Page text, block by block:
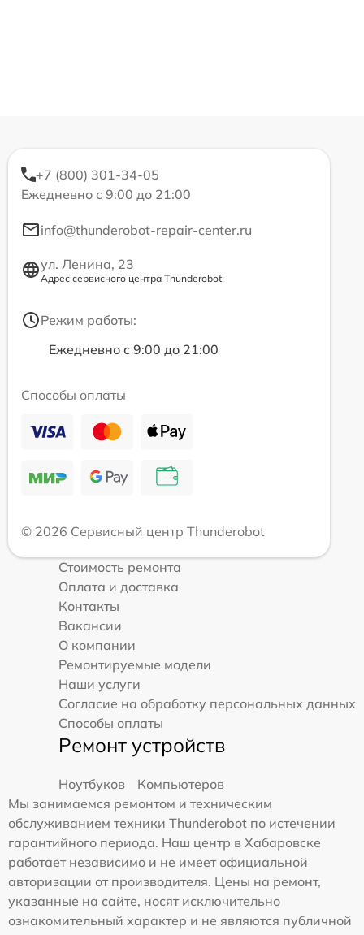
+7 (800) 301-34-05
Ежедневно с 9:00 до 21:00
info@thunderobot-repair-center.ru
ул. Ленина, 23
Адрес сервисного центра Thunderobot
Режим работы:
Ежедневно с 9:00 до 21:00
Способы оплаты
© 2026 Сервисный центр Thunderobot
Стоимость ремонта
Оплата и доставка
Контакты
Вакансии
О компании
Ремонтируемые модели
Наши услуги
Согласие на обработку персональных данных
Способы оплаты
Ремонт устройств
Ноутбуков
Компьютеров
Мы занимаемся ремонтом и техническим
обслуживанием техники Thunderobot по истечении
гарантийного периода. Наш центр в Хабаровске
работает независимо и не имеет официальной
авторизации от производителя. Цены на ремонт,
указанные на сайте, носят исключительно
ознакомительный характер и не являются публичной